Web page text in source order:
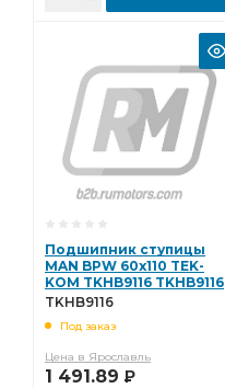
Подшипник ступицы
MAN BPW 60x110 TEK-
KOM TKHB9116 TKHB9116
TKHB9116
Под заказ
Цена в Ярославль
1 491.89 Р